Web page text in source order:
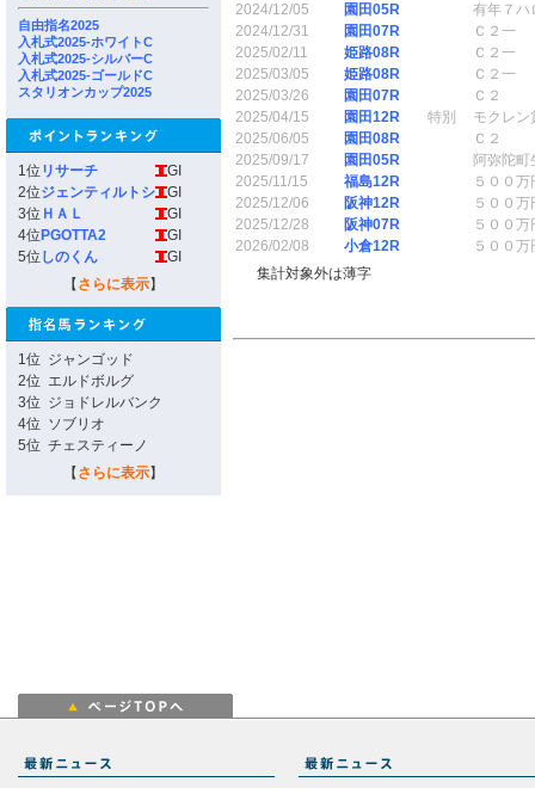
自由指名2025
入札式2025-ホワイトC
入札式2025-シルバーC
入札式2025-ゴールドC
スタリオンカップ2025
1位 リサーチ
GI
2位ジェンティルトシ
GI
3位 ＨＡＬ
GI
4位 PGOTTA2
GI
5位 しのくん
GI
【 さらに表示】
1位 ジャンゴッド
2位 エルドボルグ
3位 ジョドレルバンク
4位 ソブリオ
5位 チェスティーノ
【 さらに表示】
2024/12/05
園田05R
有年７ハ
2024/12/31
園田07R
Ｃ２一
2025/02/11
姫路08R
Ｃ２一
2025/03/05
姫路08R
Ｃ２一
2025/03/26
園田07R
Ｃ２
2025/04/15
園田12R 特別
モクレン
2025/06/05
園田08R
Ｃ２
2025/09/17
園田05R
阿弥陀
2025/11/15
福島12R
５００万
2025/12/06
阪神12R
５００万
2025/12/28
阪神07R
５００万
2026/02/08
小倉12R
５００万
集計対象外は薄字